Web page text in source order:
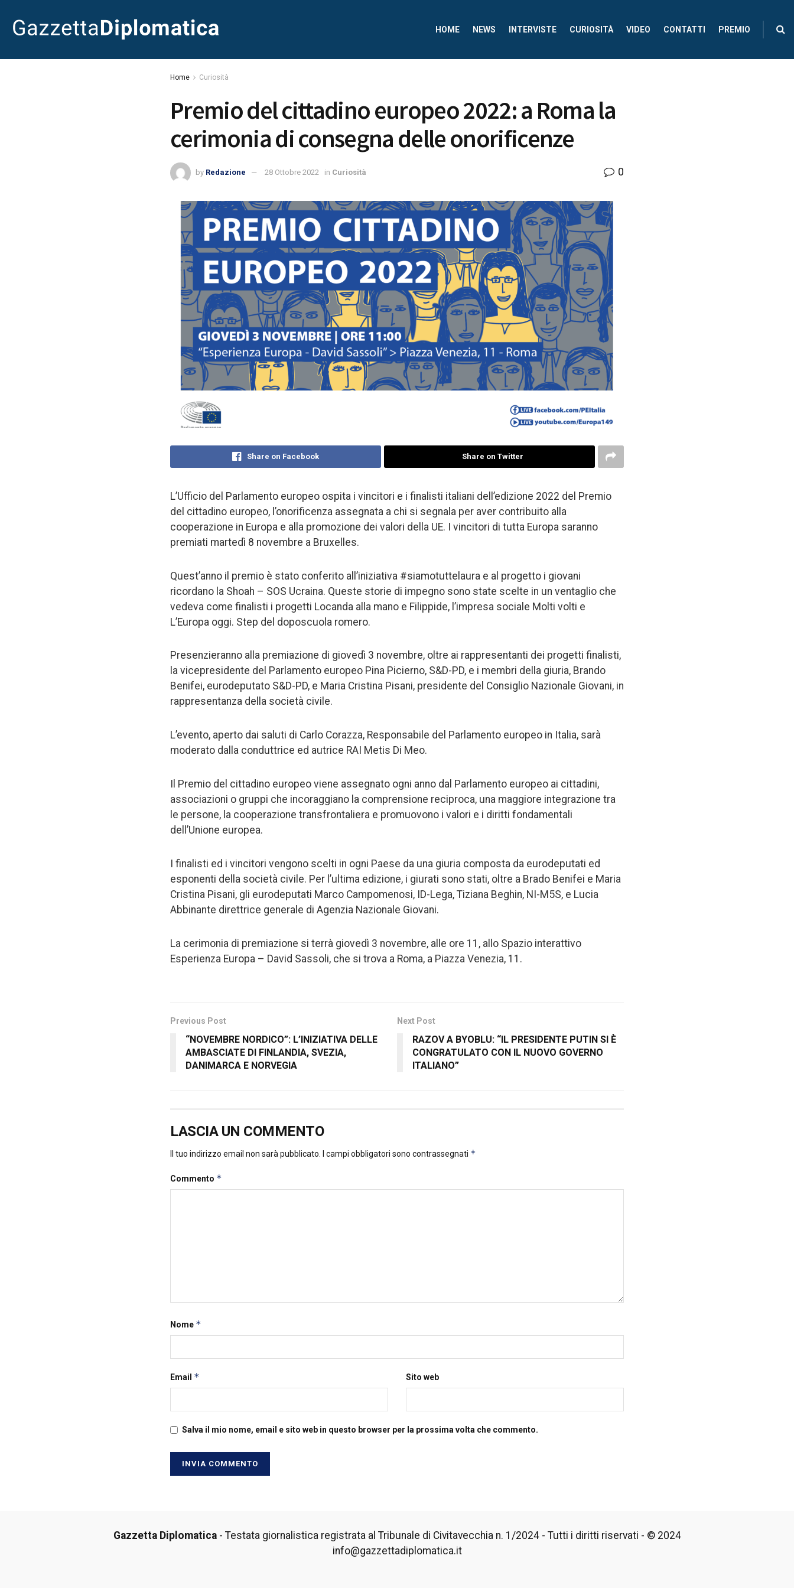
HOME NEWS INTERVISTE CURIOSITÀ VIDEO CONTATTI PREMIO
Home Curiosità
Premio del cittadino europeo 2022: a Roma la
cerimonia di consegna delle onorificenze
by Redazione 28 Ottobre 2022 in Curiosità 0
Share on Facebook Share on Twitter
L’Ufficio del Parlamento europeo ospita i vincitori e i finalisti italiani dell’edizione 2022 del Premio
del cittadino europeo, l’onorificenza assegnata a chi si segnala per aver contribuito alla
cooperazione in Europa e alla promozione dei valori della UE. I vincitori di tutta Europa saranno
premiati martedì 8 novembre a Bruxelles.
Quest’anno il premio è stato conferito all’iniziativa #siamotuttelaura e al progetto i giovani
ricordano la Shoah – SOS Ucraina. Queste storie di impegno sono state scelte in un ventaglio che
vedeva come finalisti i progetti Locanda alla mano e Filippide, l’impresa sociale Molti volti e
L’Europa oggi. Step del doposcuola romero.
Presenzieranno alla premiazione di giovedì 3 novembre, oltre ai rappresentanti dei progetti finalisti,
la vicepresidente del Parlamento europeo Pina Picierno, S&D-PD, e i membri della giuria, Brando
Benifei, eurodeputato S&D-PD, e Maria Cristina Pisani, presidente del Consiglio Nazionale Giovani, in
rappresentanza della società civile.
L’evento, aperto dai saluti di Carlo Corazza, Responsabile del Parlamento europeo in Italia, sarà
moderato dalla conduttrice ed autrice RAI Metis Di Meo.
Il Premio del cittadino europeo viene assegnato ogni anno dal Parlamento europeo ai cittadini,
associazioni o gruppi che incoraggiano la comprensione reciproca, una maggiore integrazione tra
le persone, la cooperazione transfrontaliera e promuovono i valori e i diritti fondamentali
dell’Unione europea.
I finalisti ed i vincitori vengono scelti in ogni Paese da una giuria composta da eurodeputati ed
esponenti della società civile. Per l’ultima edizione, i giurati sono stati, oltre a Brado Benifei e Maria
Cristina Pisani, gli eurodeputati Marco Campomenosi, ID-Lega, Tiziana Beghin, NI-M5S, e Lucia
Abbinante direttrice generale di Agenzia Nazionale Giovani.
La cerimonia di premiazione si terrà giovedì 3 novembre, alle ore 11, allo Spazio interattivo
Esperienza Europa – David Sassoli, che si trova a Roma, a Piazza Venezia, 11.
Previous Post
“NOVEMBRE NORDICO”: L’INIZIATIVA DELLE
AMBASCIATE DI FINLANDIA, SVEZIA,
DANIMARCA E NORVEGIA
Next Post
RAZOV A BYOBLU: “IL PRESIDENTE PUTIN SI È
CONGRATULATO CON IL NUOVO GOVERNO
ITALIANO”
LASCIA UN COMMENTO
Il tuo indirizzo email non sarà pubblicato. I campi obbligatori sono contrassegnati *
Commento *
Nome *
Email * Sito web
Salva il mio nome, email e sito web in questo browser per la prossima volta che commento.
Gazzetta Diplomatica- Testata giornalistica registrata al Tribunale di Civitavecchia n. 1/2024 - Tutti i diritti riservati - © 2024
info@gazzettadiplomatica.it